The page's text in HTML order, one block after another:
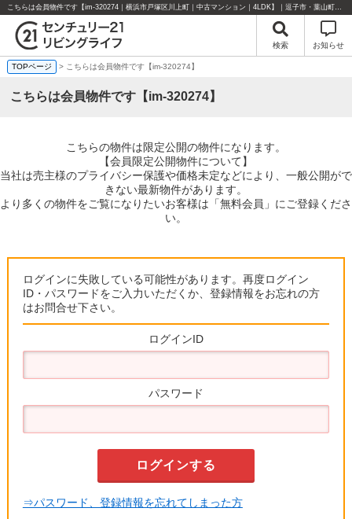
こちらは会員物件です【im-320274｜横浜市戸塚区川上町｜中古マンション｜4LDK】｜逗子市・葉山町・湘南エリアの不動産のことならセンチュリー21リビングライフにお任せください！
検索 お知らせ
TOPページ > こちらは会員物件です【im-320274】
こちらは会員物件です【im-320274】
こちらの物件は限定公開の物件になります。
【会員限定公開物件について】
当社は売主様のプライバシー保護や価格未定などにより、一般公開がで
きない最新物件があります。
より多くの物件をご覧になりたいお客様は「無料会員」にご登録くださ
い。
ログインに失敗している可能性があります。再度ログイン
ID・パスワードをご入力いただくか、登録情報をお忘れの方
はお問合せ下さい。
ログインID
パスワード
⇒パスワード、登録情報を忘れてしまった方